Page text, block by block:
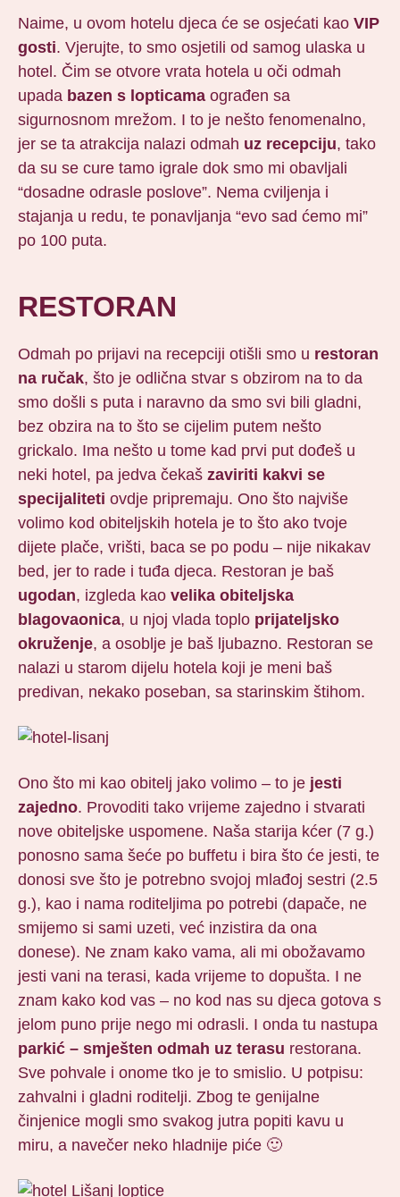
Naime, u ovom hotelu djeca će se osjećati kao VIP
gosti. Vjerujte, to smo osjetili od samog ulaska u
hotel. Čim se otvore vrata hotela u oči odmah
upada bazen s lopticama ograđen sa
sigurnosnom mrežom. I to je nešto fenomenalno,
jer se ta atrakcija nalazi odmah uz recepciju, tako
da su se cure tamo igrale dok smo mi obavljali
“dosadne odrasle poslove”. Nema cviljenja i
stajanja u redu, te ponavljanja “evo sad ćemo mi”
po 100 puta.
RESTORAN
Odmah po prijavi na recepciji otišli smo u restoran
na ručak, što je odlična stvar s obzirom na to da
smo došli s puta i naravno da smo svi bili gladni,
bez obzira na to što se cijelim putem nešto
grickalo. Ima nešto u tome kad prvi put dođeš u
neki hotel, pa jedva čekaš zaviriti kakvi se
specijaliteti ovdje pripremaju. Ono što najviše
volimo kod obiteljskih hotela je to što ako tvoje
dijete plače, vrišti, baca se po podu – nije nikakav
bed, jer to rade i tuđa djeca. Restoran je baš
ugodan, izgleda kao velika obiteljska
blagovaonica, u njoj vlada toplo prijateljsko
okruženje, a osoblje je baš ljubazno. Restoran se
nalazi u starom dijelu hotela koji je meni baš
predivan, nekako poseban, sa starinskim štihom.
Ono što mi kao obitelj jako volimo – to je jesti
zajedno. Provoditi tako vrijeme zajedno i stvarati
nove obiteljske uspomene. Naša starija kćer (7 g.)
ponosno sama šeće po buffetu i bira što će jesti, te
donosi sve što je potrebno svojoj mlađoj sestri (2.5
g.), kao i nama roditeljima po potrebi (dapače, ne
smijemo si sami uzeti, već inzistira da ona
donese). Ne znam kako vama, ali mi obožavamo
jesti vani na terasi, kada vrijeme to dopušta. I ne
znam kako kod vas – no kod nas su djeca gotova s
jelom puno prije nego mi odrasli. I onda tu nastupa
parkić – smješten odmah uz terasu restorana.
Sve pohvale i onome tko je to smislio. U potpisu:
zahvalni i gladni roditelji. Zbog te genijalne
činjenice mogli smo svakog jutra popiti kavu u
miru, a navečer neko hladnije piće 🙂